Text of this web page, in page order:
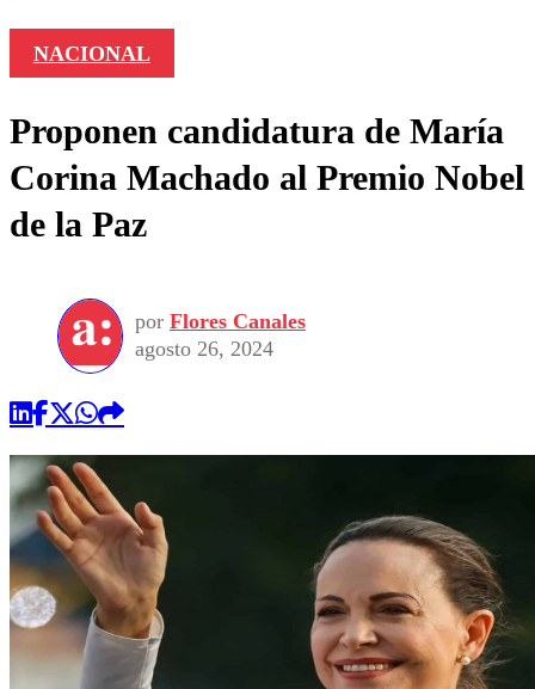
NACIONAL
Proponen candidatura de María
Corina Machado al Premio Nobel
de la Paz
por Flores Canales
agosto 26, 2024